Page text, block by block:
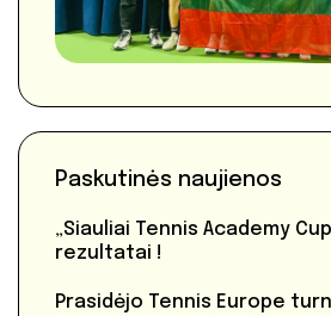
Paskutinės naujienos
„Siauliai Tennis Academy
rezultatai !
Prasidėjo Tennis Europe